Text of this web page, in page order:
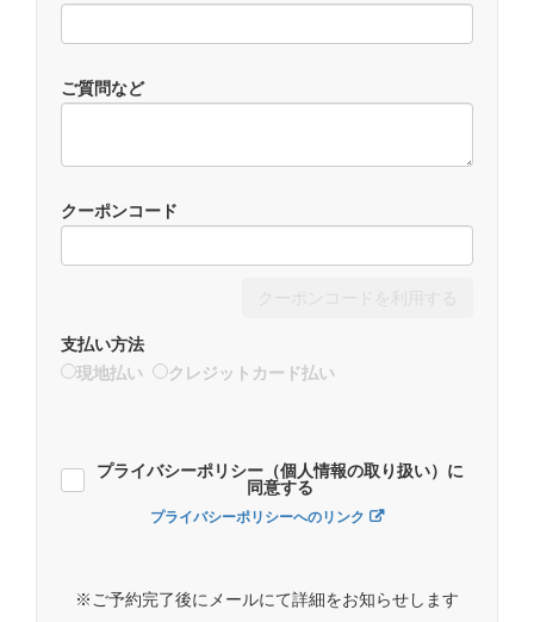
ご質問など
クーポンコード
支払い方法
現地払い
クレジットカード払い
プライバシーポリシー（個人情報の取り扱い）に
同意する
プライバシーポリシーへのリンク
※ご予約完了後にメールにて詳細をお知らせします